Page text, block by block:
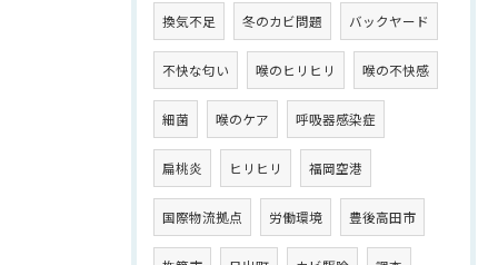
換気不足 冬のカビ問題 バックヤード
不快な匂い 喉のヒリヒリ 喉の不快感
細菌 喉のケア 呼吸器感染症
扁桃炎 ヒリヒリ 福岡空港
国際物流拠点 労働環境 豊後高田市